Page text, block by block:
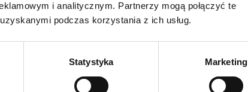
i analitycznym. Partnerzy mogą połączyć te
podczas korzystania z ich usług.
Statystyka Marketing